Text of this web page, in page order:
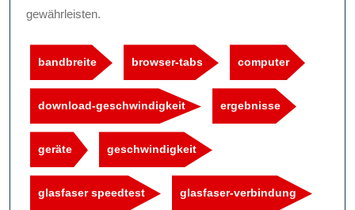
gewährleisten.
bandbreite browser-tabs computer
download-geschwindigkeit ergebnisse
geräte geschwindigkeit
glasfaser speedtest glasfaser-verbindung